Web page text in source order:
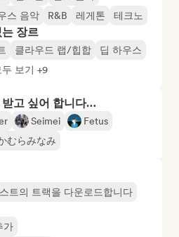
스 음악 R&B 레게톤 테크노
장르
클라우드 랩/힙합
딥 하우스
두 보기 +9
고 싶어 합니다…
Seimei
Fetus
むらみなみ
트의 트랙을 다운로드합니다
가